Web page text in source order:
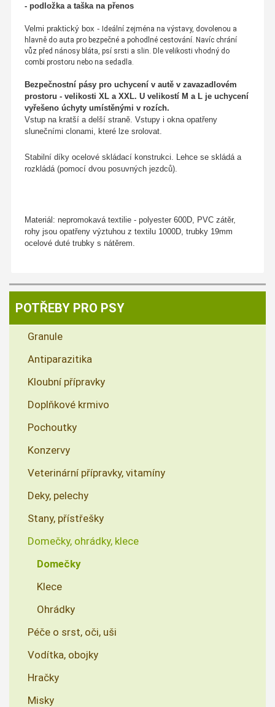
- podložka a taška na přenos
Velmi praktický box - Ideální zejména na výstavy, dovolenou a
hlavně do auta pro bezpečné a pohodlné cestování. Navíc chrání
vůz před nánosy bláta, psí srsti a slin. Dle velikosti vhodný do
combi prostoru nebo na sedadla.
Bezpečnostní pásy pro uchycení v autě v zavazadlovém
prostoru - velikosti XL a XXL. U velikostí M a L je uchycení
vyřešeno úchyty umístěnými v rozích.
Vstup na kratší a delší straně. Vstupy i okna opatřeny
slunečními clonami, které lze srolovat.
Stabilní díky ocelové skládací konstrukci. Lehce se skládá a
rozkládá (pomocí dvou posuvných jezdců).
Materiál: nepromokavá textilie - polyester 600D, PVC zátěr,
rohy jsou opatřeny výztuhou z textilu 1000D, trubky 19mm
ocelové duté trubky s nátěrem.
POTŘEBY PRO PSY
Granule
Antiparazitika
Kloubní přípravky
Doplňkové krmivo
Pochoutky
Konzervy
Veterinární přípravky, vitamíny
Deky, pelechy
Stany, přístřešky
Domečky, ohrádky, klece
Domečky
Klece
Ohrádky
Péče o srst, oči, uši
Vodítka, obojky
Hračky
Misky